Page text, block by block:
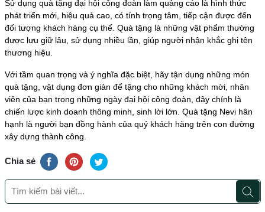
Sử dụng quà tặng đại hội công đoàn làm quảng cáo là hình thức
phát triển mới, hiệu quả cao, có tính trọng tâm, tiếp cận được đến
đối tượng khách hàng cụ thể. Quà tặng là những vật phẩm thường
được lưu giữ lâu, sử dụng nhiều lần, giúp người nhận khắc ghi tên
thương hiệu.
Với tầm quan trọng và ý nghĩa đặc biệt, hãy tận dụng những món
quà tặng, vật dụng đơn giản để tặng cho những khách mời, nhân
viên của bạn trong những ngày đại hội công đoàn, đây chính là
chiến lược kinh doanh thông minh, sinh lời lớn. Quà tặng Nevi hân
hạnh là người bạn đồng hành của quý khách hàng trên con đường
xây dựng thành công.
Chia sẻ